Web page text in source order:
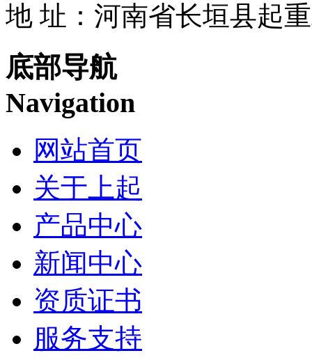
地 址：河南省长垣县起
底部导航
Navigation
网站首页
关于上起
产品中心
新闻中心
资质证书
服务支持